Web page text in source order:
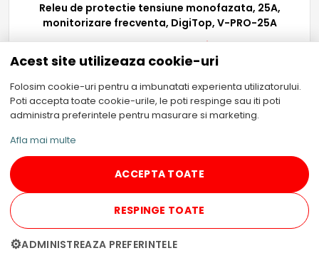
Releu de protectie tensiune monofazata, 25A,
monitorizare frecventa, DigiTop, V-PRO-25A
328,50Lei318,65Lei
monitorizare frecventa, DigiTop, V-PRO-50A
477,50Lei463,18
Acest site utilizeaza cookie-uri
Folosim cookie-uri pentru a imbunatati experienta utilizatorului.
Poti accepta toate cookie-urile, le poti respinge sau iti poti
administra preferintele pentru masurare si marketing.
Afla mai multe
ACCEPTA TOATE
RESPINGE TOATE
⚙ADMINISTREAZA PREFERINTELE